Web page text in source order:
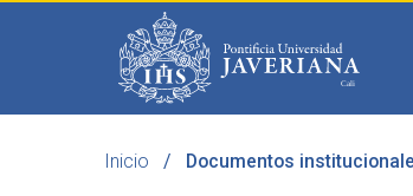
Inicio Documentos